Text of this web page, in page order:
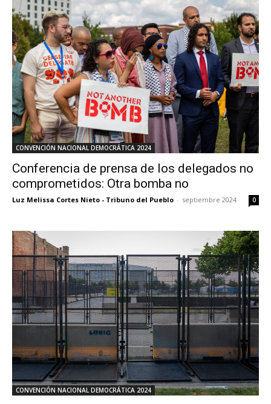
CONVENCIÓN NACIONAL DEMOCRÁTICA 2024
Conferencia de prensa de los delegados no
comprometidos: Otra bomba no
Luz Melissa Cortes Nieto - Tribuno del Pueblo - septiembre 2024 0
CONVENCIÓN NACIONAL DEMOCRÁTICA 2024